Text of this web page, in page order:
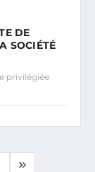
DE
SOCIÉTÉ
privilégiée